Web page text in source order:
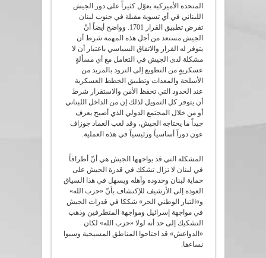
المتحدة الأميركية يعوّل كثيراً على دور الجيش
اللبناني في أي تسوية مقبلة في جنوب لبنان
تفرض تطبيق القرار 1701. وواضح أيضاً أنّ
الجيش مستعد من أجل هذه المهمة شرط أن
يتوفر له القرار والاتفاق السياسي باعتبار أن لا
مشكلة لدى الجيش في التعامل مع أي مسألةٍ
عسكريةٍ من التطويع إلى التزود بالمزيد من
الأسلحة والمعدات وتطبيق الخطط العسكرية
عند الحدود التي تحفظ الأمن والاستقرار شرط
أن يتوفر كل التمويل لذلك إن من الداخل اللبناني
أو من خلال المجتمع الدولي الذي أصبح يعرف
جيداً ما يحتاجه الجيش، وقد لعب العماد جوزاف
عون دوراً أساسياً ورئيسياً في هذه العملية.
المشكلة التي قد يواجهها الجيش هي أنّ أطرافاً
في لبنان لا تزال تشكك في قدرة الجيش على
حماية لبنان وحدوده وأهله ويسهل في هذا السياق
العودة إلى الأرشيف للإكتشاف بأنّ «حزب الله»
و»التيار الوطني الحر» شككا في قدرات الجيش
في مواجهة إسرائيل ومواجهة المتطرفين وذهب
التشكيك إلى حد أنه لولا «حزب الله» لكان
«الدواعش» قد اجتاحوا المناطق المسيحية وسبوا
نساءها.